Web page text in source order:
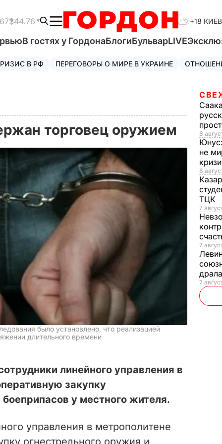
$44.76 +18 КИЕВ
В гостях у ГордонаБлогиБульварLIVE
В РФ ПЕРЕГОВОРЫ О МИРЕ В УКРАИНЕ
торговец оружием
было установлено, что реализацией
длительного времени
линейного управления в
закупку
у местного жителя.
управления в метрополитене
огнестрельного оружия и
8
Юнус:
не
8
ТЦК
7
7
7